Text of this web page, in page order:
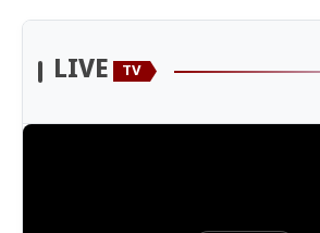
LIVE TV